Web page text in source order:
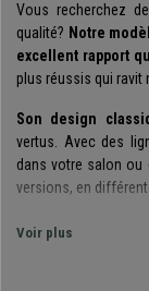
Vous recherchez
qualité? Notre
excellent rapport
plus réussis qui ravit
Son design
vertus. Avec des
dans votre salon ou
versions, en
Du point de vue
Voir plus